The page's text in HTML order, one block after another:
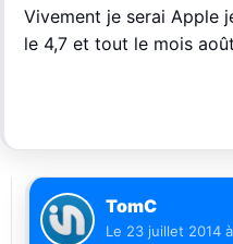
Vivement je serai Apple
le 4,7 et tout le mois
TomC
Le 23 juillet 2014